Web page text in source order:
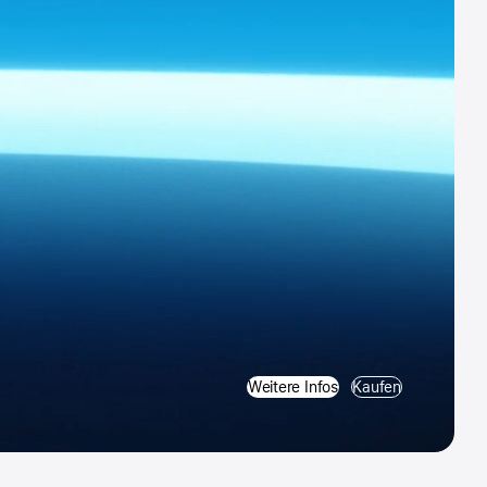
Weitere Infos Kaufen